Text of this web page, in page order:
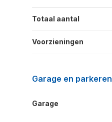
Totaal aantal
Voorzieningen
Garage en parkeren
Garage